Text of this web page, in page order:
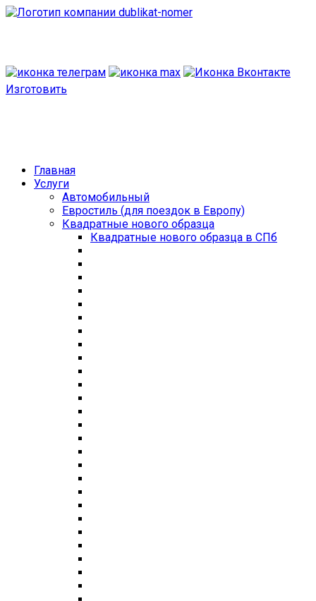
Изготовить
Главная
Услуги
Автомобильный
Евростиль (для поездок в Европу)
Квадратные нового образца
Квадратные нового образца в СПб